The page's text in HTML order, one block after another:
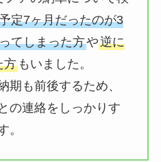
定7ヶ月だったのが3
てしまった方や逆に
方もいました。
期も前後するため、
の連絡をしっかりす
。